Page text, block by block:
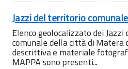
Jazzi del territorio
Elenco geolocalizzato dei
comunale della città di Matera
descrittiva e materiale
MAPPA sono presenti...